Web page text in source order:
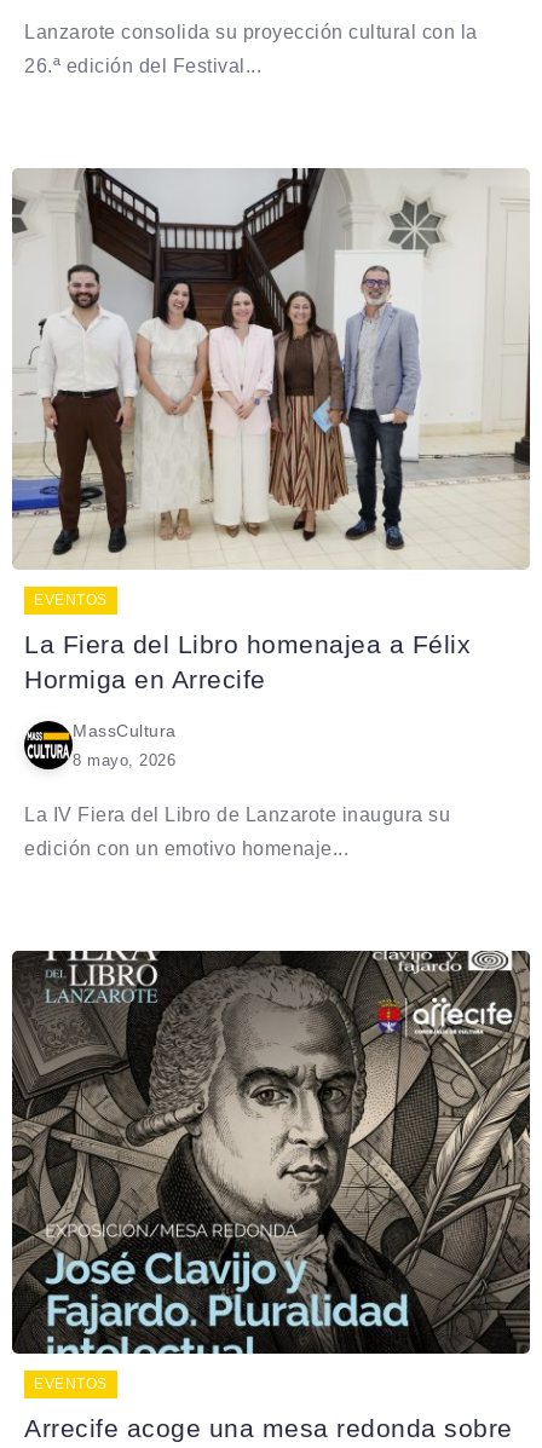
Lanzarote consolida su proyección cultural con la
26.ª edición del Festival...
EVENTOS
La Fiera del Libro homenajea a Félix
Hormiga en Arrecife
MassCultura
8 mayo, 2026
La IV Fiera del Libro de Lanzarote inaugura su
edición con un emotivo homenaje...
EVENTOS
Arrecife acoge una mesa redonda sobre